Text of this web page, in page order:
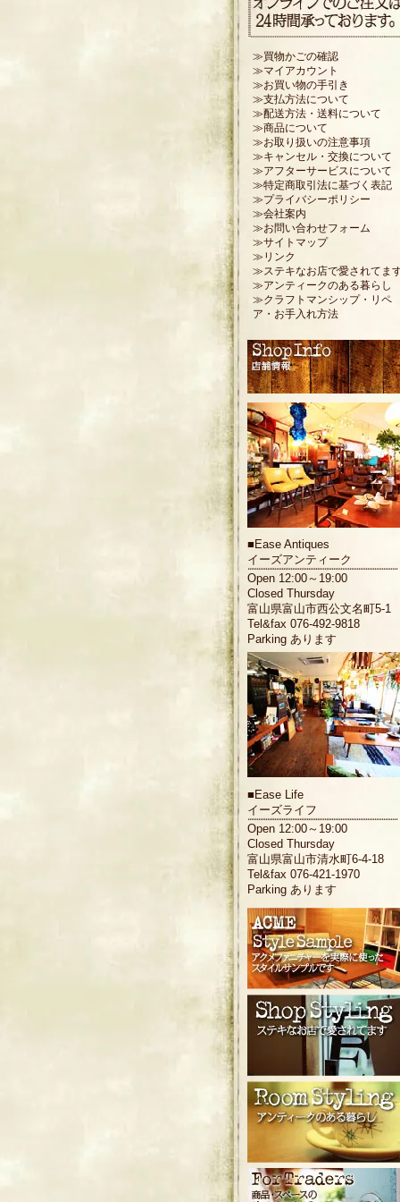
≫買物かごの確認
≫マイアカウント
≫お買い物の手引き
≫支払方法について
≫配送方法・送料について
≫商品について
≫お取り扱いの注意事項
≫キャンセル・交換について
≫アフターサービスについて
≫特定商取引法に基づく表記
≫プライバシーポリシー
≫会社案内
≫お問い合わせフォーム
≫サイトマップ
≫リンク
≫ステキなお店で愛されてま
≫アンティークのある暮らし
≫クラフトマンシップ・リペ
ア・お手入れ方法
■ Ease Antiques
イーズアンティーク
Open 12:00～19:00
Closed Thursday
富山県富山市西公文名町5-1
Tel&fax 076-492-9818
Parking あります
■ Ease Life
イーズライフ
Open 12:00～19:00
Closed Thursday
富山県富山市清水町6-4-18
Tel&fax 076-421-1970
Parking あります